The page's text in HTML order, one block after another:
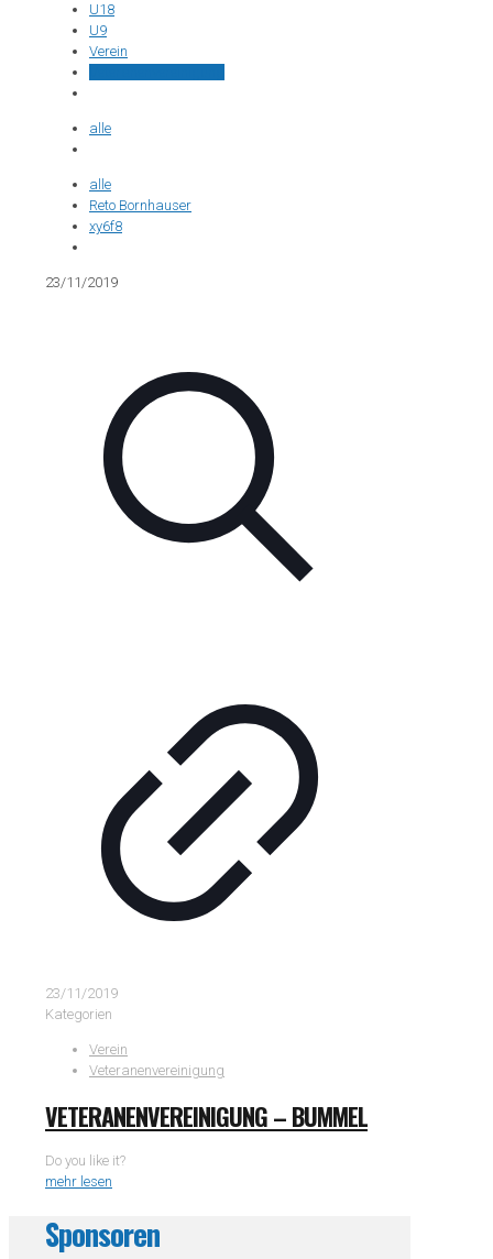
U18
U9
Verein
alle
alle
Reto Bornhauser
xy6f8
23/11/2019
23/11/2019
Kategorien
Verein
Veteranenvereinigung
VETERANENVEREINIGUNG – BUMMEL
Do you like it?
mehr lesen
Sponsoren